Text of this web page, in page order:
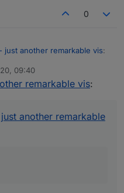
0
just another remarkable vis:
state definieren (und
dann mappt jarvis das
09:40
remarkable vis:
another remarkable